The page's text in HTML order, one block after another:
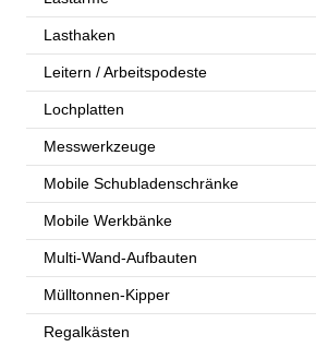
Lasthaken
Leitern / Arbeitspodeste
Lochplatten
Messwerkzeuge
Mobile Schubladenschränke
Mobile Werkbänke
Multi-Wand-Aufbauten
Mülltonnen-Kipper
Regalkästen